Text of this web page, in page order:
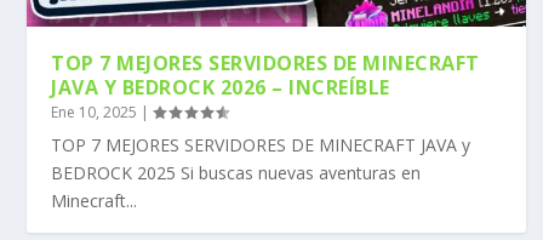
TOP 7 MEJORES SERVIDORES DE MINECRAFT
JAVA Y BEDROCK 2026 – INCREÍBLE
Ene 10, 2025 |
TOP 7 MEJORES SERVIDORES DE MINECRAFT JAVA y
BEDROCK 2025 Si buscas nuevas aventuras en
Minecraft...